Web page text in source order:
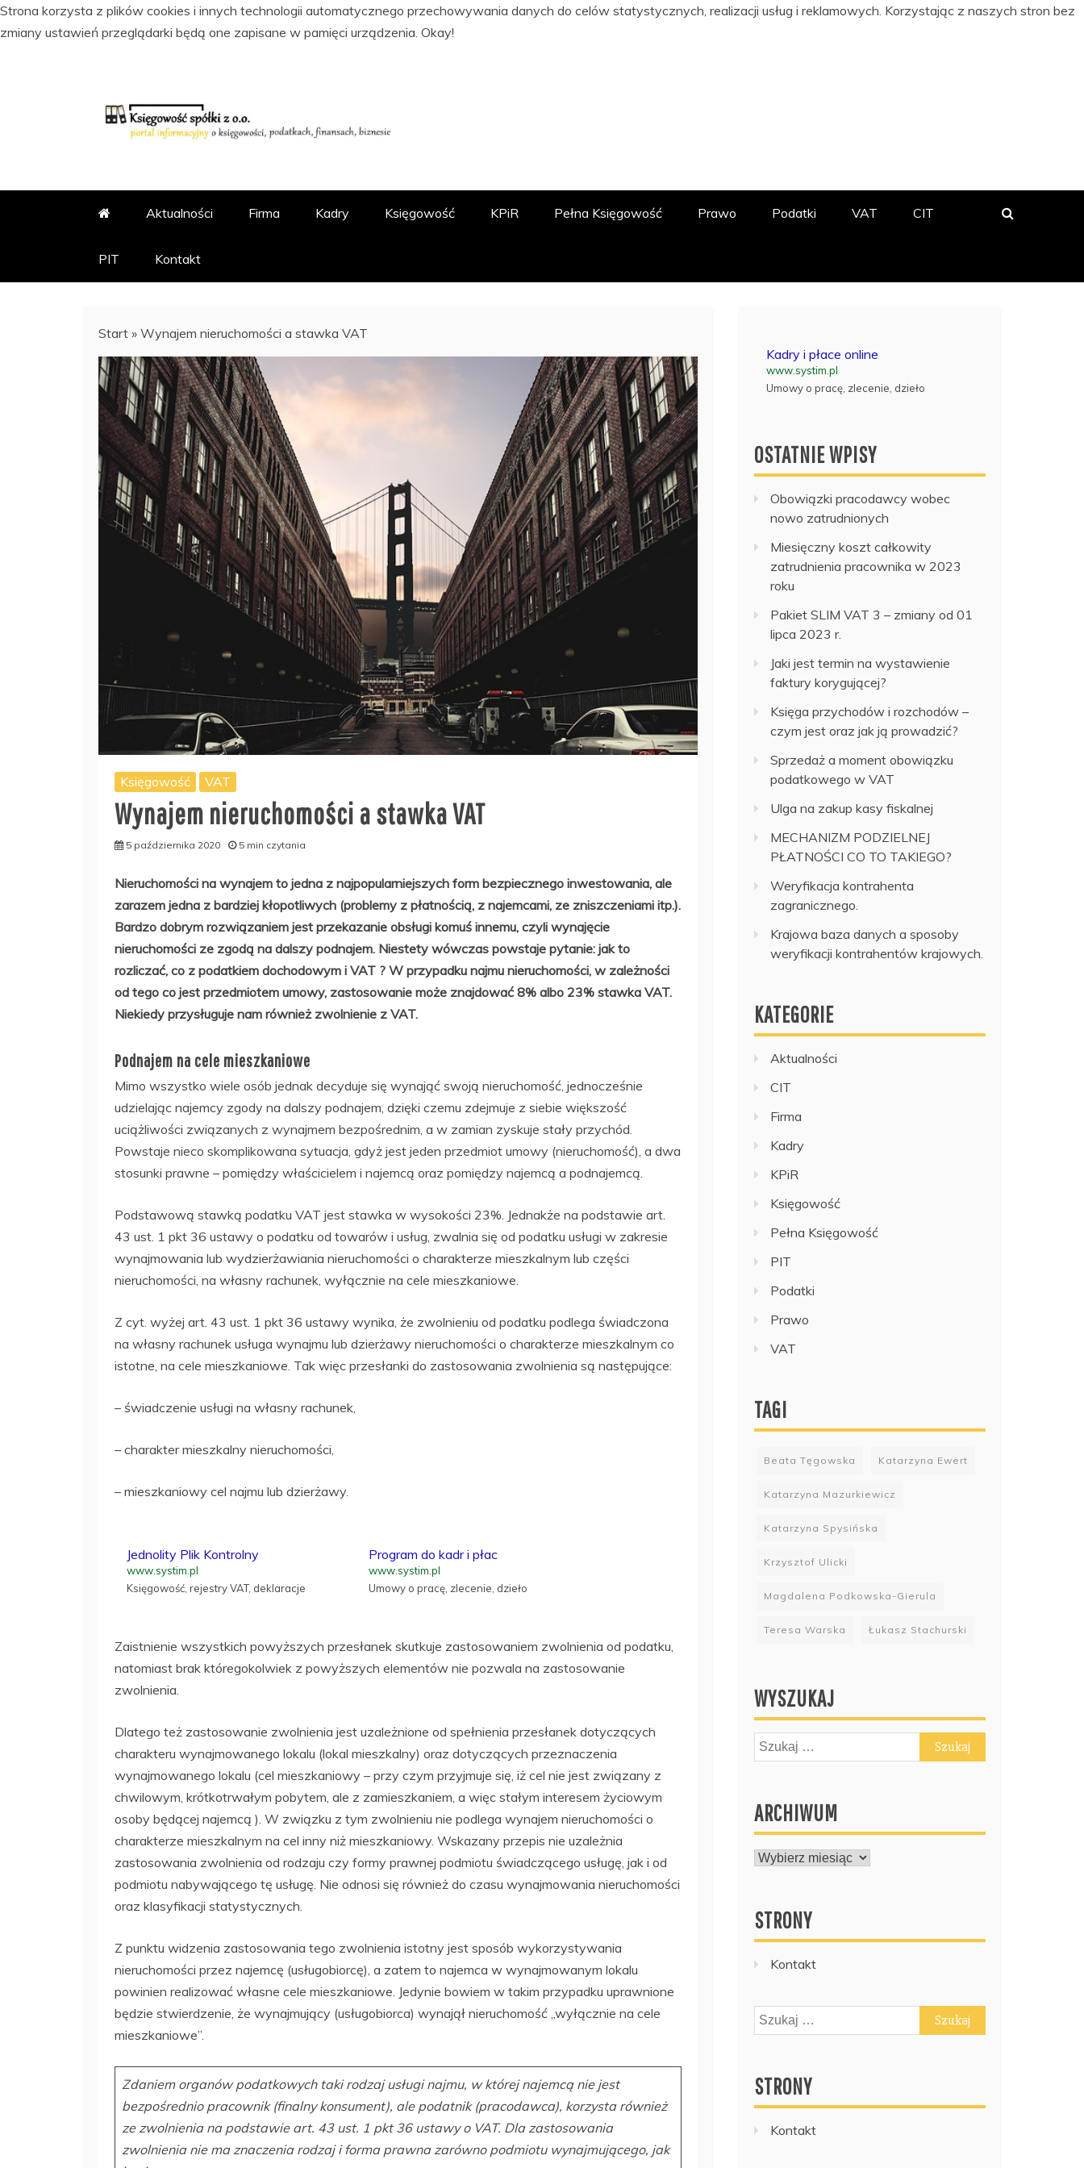
Strona korzysta z plików cookies i innych technologii automatycznego przechowywania danych do celów statystycznych, realizacji usług i reklamowych. Korzystając z naszych stron bez
zmiany ustawień przeglądarki będą one zapisane w pamięci urządzenia. Okay!
Aktualności Firma Kadry Księgowość KPiR Pełna Księgowość Prawo Podatki VAT CIT
PIT Kontakt
Start » Wynajem nieruchomości a stawka VAT
Księgowość VAT
Wynajem nieruchomości a stawka VAT
5 października 2020 5 min czytania
Nieruchomości na wynajem to jedna z najpopularniejszych form bezpiecznego inwestowania, ale
zarazem jedna z bardziej kłopotliwych (problemy z płatnością, z najemcami, ze zniszczeniami itp.).
Bardzo dobrym rozwiązaniem jest przekazanie obsługi komuś innemu, czyli wynajęcie
nieruchomości ze zgodą na dalszy podnajem. Niestety wówczas powstaje pytanie: jak to
rozliczać, co z podatkiem dochodowym i VAT ? W przypadku najmu nieruchomości, w zależności
od tego co jest przedmiotem umowy, zastosowanie może znajdować 8% albo 23% stawka VAT.
Niekiedy przysługuje nam również zwolnienie z VAT.
Podnajem na cele mieszkaniowe
Mimo wszystko wiele osób jednak decyduje się wynająć swoją nieruchomość, jednocześnie
udzielając najemcy zgody na dalszy podnajem, dzięki czemu zdejmuje z siebie większość
uciążliwości związanych z wynajmem bezpośrednim, a w zamian zyskuje stały przychód.
Powstaje nieco skomplikowana sytuacja, gdyż jest jeden przedmiot umowy (nieruchomość), a dwa
stosunki prawne – pomiędzy właścicielem i najemcą oraz pomiędzy najemcą a podnajemcą.
Podstawową stawką podatku VAT jest stawka w wysokości 23%. Jednakże na podstawie art.
43 ust. 1 pkt 36 ustawy o podatku od towarów i usług, zwalnia się od podatku usługi w zakresie
wynajmowania lub wydzierżawiania nieruchomości o charakterze mieszkalnym lub części
nieruchomości, na własny rachunek, wyłącznie na cele mieszkaniowe.
Z cyt. wyżej art. 43 ust. 1 pkt 36 ustawy wynika, że zwolnieniu od podatku podlega świadczona
na własny rachunek usługa wynajmu lub dzierżawy nieruchomości o charakterze mieszkalnym co
istotne, na cele mieszkaniowe. Tak więc przesłanki do zastosowania zwolnienia są następujące:
– świadczenie usługi na własny rachunek,
– charakter mieszkalny nieruchomości,
– mieszkaniowy cel najmu lub dzierżawy.
Jednolity Plik Kontrolny
www.systim.pl
Księgowość, rejestry VAT, deklaracje
Program do kadr i płac
www.systim.pl
Umowy o pracę, zlecenie, dzieło
Zaistnienie wszystkich powyższych przesłanek skutkuje zastosowaniem zwolnienia od podatku,
natomiast brak któregokolwiek z powyższych elementów nie pozwala na zastosowanie
zwolnienia.
Dlatego też zastosowanie zwolnienia jest uzależnione od spełnienia przesłanek dotyczących
charakteru wynajmowanego lokalu (lokal mieszkalny) oraz dotyczących przeznaczenia
wynajmowanego lokalu (cel mieszkaniowy – przy czym przyjmuje się, iż cel nie jest związany z
chwilowym, krótkotrwałym pobytem, ale z zamieszkaniem, a więc stałym interesem życiowym
osoby będącej najemcą ). W związku z tym zwolnieniu nie podlega wynajem nieruchomości o
charakterze mieszkalnym na cel inny niż mieszkaniowy. Wskazany przepis nie uzależnia
zastosowania zwolnienia od rodzaju czy formy prawnej podmiotu świadczącego usługę, jak i od
podmiotu nabywającego tę usługę. Nie odnosi się również do czasu wynajmowania nieruchomości
oraz klasyfikacji statystycznych.
Z punktu widzenia zastosowania tego zwolnienia istotny jest sposób wykorzystywania
nieruchomości przez najemcę (usługobiorcę), a zatem to najemca w wynajmowanym lokalu
powinien realizować własne cele mieszkaniowe. Jedynie bowiem w takim przypadku uprawnione
będzie stwierdzenie, że wynajmujący (usługobiorca) wynajął nieruchomość „wyłącznie na cele
mieszkaniowe”.
Zdaniem organów podatkowych taki rodzaj usługi najmu, w której najemcą nie jest
bezpośrednio pracownik (finalny konsument), ale podatnik (pracodawca), korzysta również
ze zwolnienia na podstawie art. 43 ust. 1 pkt 36 ustawy o VAT. Dla zastosowania
zwolnienia nie ma znaczenia rodzaj i forma prawna zarówno podmiotu wynajmującego, jak
Kadry i płace online
www.systim.pl
Umowy o pracę, zlecenie, dzieło
OSTATNIE WPISY
Obowiązki pracodawcy wobec
nowo zatrudnionych
Miesięczny koszt całkowity
zatrudnienia pracownika w 2023
roku
Pakiet SLIM VAT 3 – zmiany od 01
lipca 2023 r.
Jaki jest termin na wystawienie
faktury korygującej?
Księga przychodów i rozchodów –
czym jest oraz jak ją prowadzić?
Sprzedaż a moment obowiązku
podatkowego w VAT
Ulga na zakup kasy fiskalnej
MECHANIZM PODZIELNEJ
PŁATNOŚCI CO TO TAKIEGO?
Weryfikacja kontrahenta
zagranicznego.
Krajowa baza danych a sposoby
weryfikacji kontrahentów krajowych.
KATEGORIE
Aktualności
CIT
Firma
Kadry
KPiR
Księgowość
Pełna Księgowość
PIT
Podatki
Prawo
VAT
TAGI
Beata Tęgowska Katarzyna Ewert
Katarzyna Mazurkiewicz
Katarzyna Spysińska
Krzysztof Ulicki
Magdalena Podkowska-Gierula
Teresa Warska Łukasz Stachurski
WYSZUKAJ
Szukaj:
ARCHIWUM
ARCHIWUM
STRONY
Kontakt
Szukaj:
STRONY
Kontakt